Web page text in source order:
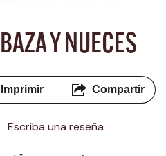
Y NUECES
Imprimir Compartir
Escriba una reseña